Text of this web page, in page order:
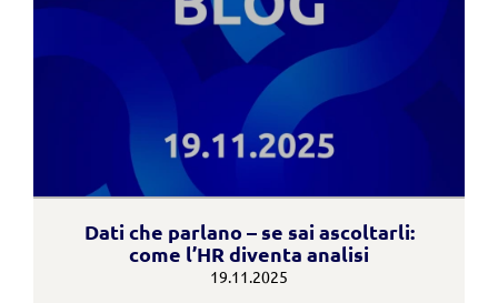
Dati che parlano – se sai ascoltarli:
come l’HR diventa analisi
19.11.2025